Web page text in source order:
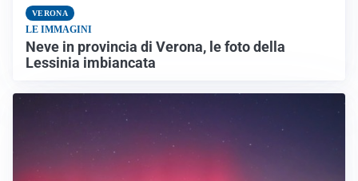
VERONA
LE IMMAGINI
Neve in provincia di Verona, le foto della
Lessinia imbiancata